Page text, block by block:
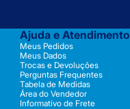
Ajuda e Atendimento
Meus Pedidos
Meus Dados
Trocas e Devoluções
Perguntas Frequentes
Tabela de Medidas
Área do Vendedor
Informativo de Frete